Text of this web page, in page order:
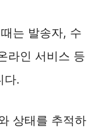
는 발송자, 수
라인 서비스 등
다.
상태를 추적하